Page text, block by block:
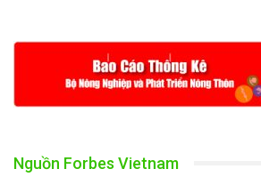
Nguồn Forbes Vietnam